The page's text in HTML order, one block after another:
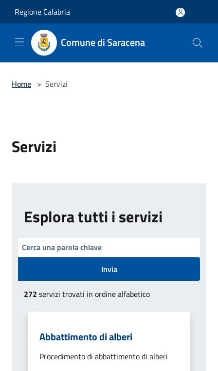
Regione Calabria
Comune di Saracena
Home > Servizi
Servizi
Esplora tutti i servizi
Invia
272 servizi trovati in ordine alfabetico
Abbattimento di alberi
Procedimento di abbattimento di alberi